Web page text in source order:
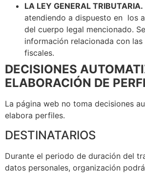
LA LEY GENERAL TRIBUTARIA.
atendiendo a dispuesto en los
del cuerpo legal mencionado.
información relacionada con
fiscales.
DECISIONES
ELABORACIÓN DE
La página web no toma decisiones
elabora perfiles.
DESTINATARIOS
Durante el periodo de duración del
datos personales, organización